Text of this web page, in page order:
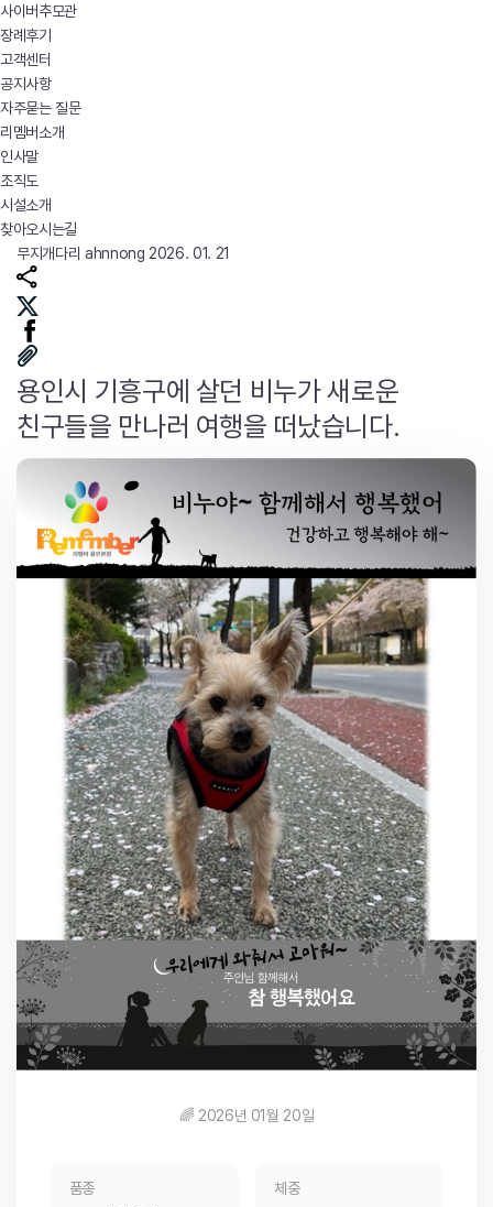
사이버추모관
장례후기
고객센터
공지사항
자주묻는 질문
리멤버소개
인사말
조직도
시설소개
찾아오시는길
무지개다리 ahnnong 2026. 01. 21
용인시 기흥구에 살던 비누가 새로운
친구들을 만나러 여행을 떠났습니다.
🌈 2026년 01월 20일
품종 체중